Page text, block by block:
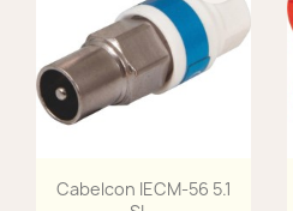
Aperçu rapide
Cabelcon IECM-56 5.1